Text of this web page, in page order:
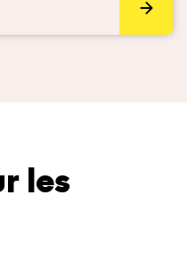
les